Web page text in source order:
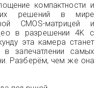
компактности и
решений в мире
CMOS-матрицей и
в разрешении 4K с
эта камера станет
запечатлении самых
Разберём, чем же она